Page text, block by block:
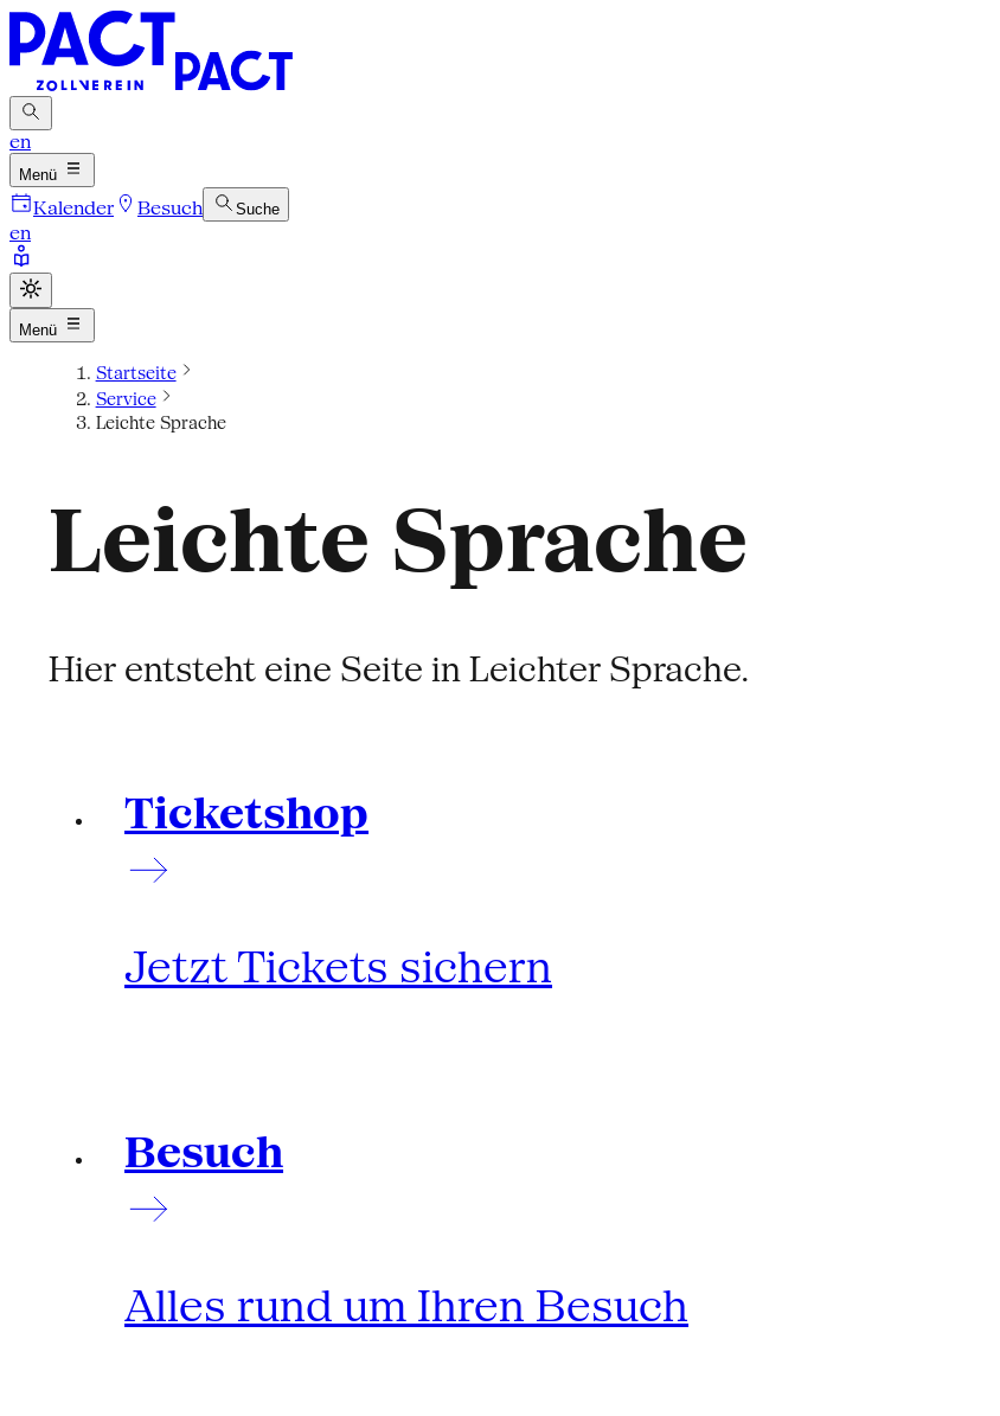
en
Menü
Kalender Besuch Suche
en
Menü
Startseite
Service
Leichte Sprache
Leichte Sprache
Hier entsteht eine Seite in Leichter Sprache.
Ticketshop
Jetzt Tickets sichern
Besuch
Alles rund um Ihren Besuch